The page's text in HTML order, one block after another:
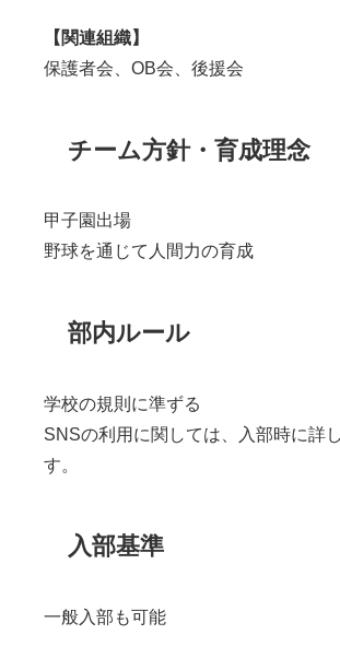
【関連組織】
保護者会、OB会、後援会
チーム方針・育成理念
甲子園出場
野球を通じて人間力の育成
部内ルール
学校の規則に準ずる
SNSの利用に関しては、入部時に詳
す。
入部基準
一般入部も可能